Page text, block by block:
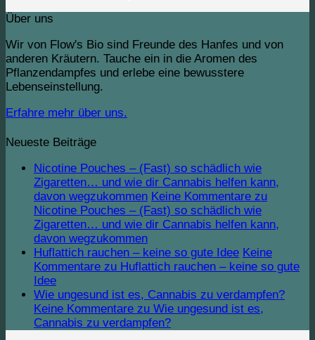
Über uns
Wir von Flow's Bio sind Freunde des Hanfes und von
anderen Kräutern. Tauche ein in die Aromen des
Pflanzendampfes und erlebe eine bewusstere
Lebenseinstellung.
Erfahre mehr über uns.
Neueste Beiträge
Nicotine Pouches – (Fast) so schädlich wie
Zigaretten… und wie dir Cannabis helfen kann,
davon wegzukommen Keine Kommentare zu
Nicotine Pouches – (Fast) so schädlich wie
Zigaretten… und wie dir Cannabis helfen kann,
davon wegzukommen
Huflattich rauchen – keine so gute Idee Keine
Kommentare zu Huflattich rauchen – keine so gute
Idee
Wie ungesund ist es, Cannabis zu verdampfen?
Keine Kommentare zu Wie ungesund ist es,
Cannabis zu verdampfen?